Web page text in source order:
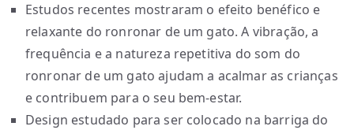
Estudos recentes mostraram o efeito benéfico e
relaxante do ronronar de um gato. A vibração, a
frequência e a natureza repetitiva do som do
ronronar de um gato ajudam a acalmar as crianças
e contribuem para o seu bem-estar.
Design estudado para ser colocado na barriga do